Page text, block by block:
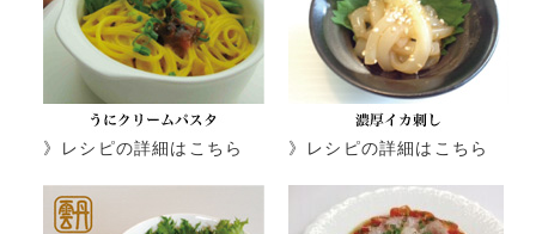
》レシピの詳細はこちら 》レシピの詳細はこちら